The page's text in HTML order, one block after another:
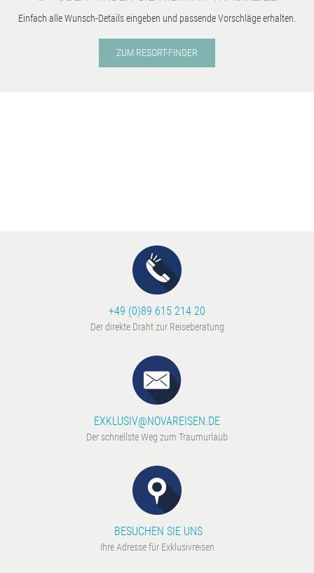
Einfach alle Wunsch-Details eingeben und passende Vorschläge erhalten.
ZUM RESORT-FINDER
+49 (0)89 615 214 20
Der direkte Draht zur Reiseberatung
EXKLUSIV@NOVAREISEN.DE
Der schnellste Weg zum Traumurlaub
BESUCHEN SIE UNS
Ihre Adresse für Exklusivreisen